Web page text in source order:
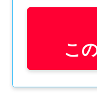
ると思いま
そんなあ
この求人は
技術」の募
こ